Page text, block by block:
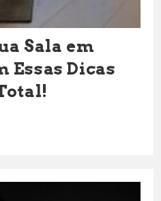
Sala em
Essas Dicas